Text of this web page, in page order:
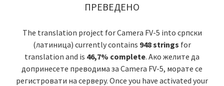
ПРЕВЕДЕНО
The translation project for Camera FV-5 into српски
(латиница) currently contains 948 strings for
translation and is 46,7% complete. Ако желите да
допринесете преводима за Camera FV-5, морате се
регистровати на серверу. Once you have activated your